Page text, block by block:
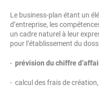
Le business-plan étant un
d’entreprise, les
un cadre naturel à leur
pour l’établissement du
- prévision du chiffre
- calcul des frais de création,